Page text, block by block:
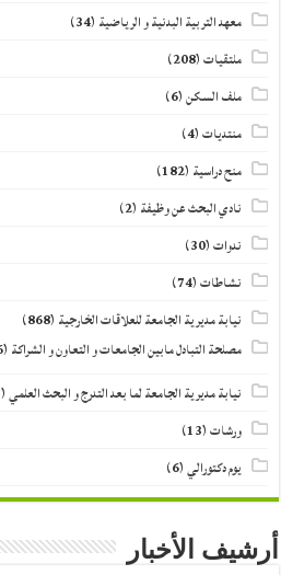
معهد التربية البدنية و الرياضية (34)
ملتقيات(208)
ملف السكن(6)
منتديات(4)
منح دراسية (182)
نادي البحث عن وظيفة (2)
ندوات(30)
نشاطات(74)
نيابة مديرية الجامعة للعلاقات الخارجية (868)
مصلحة التبادل مابين الجامعات و التعاون و الشراكة (66)
نيابة مديرية الجامعة لما بعد التدرج و البحث العلمي(277)
ورشات(13)
يوم دكتورالي(6)
أرشيف الأخبار